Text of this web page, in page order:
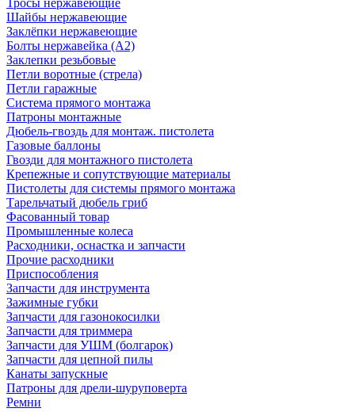
Тросы нержавеющие
Шайбы нержавеющие
Заклёпки нержавеющие
Болты нержавейка (А2)
Заклепки резьбовые
Петли воротные (стрела)
Петли гаражные
Система прямого монтажа
Патроны монтажные
Дюбель-гвоздь для монтаж. пистолета
Газовые баллоны
Гвозди для монтажного пистолета
Крепежные и сопутствующие материалы
Пистолеты для системы прямого монтажа
Тарельчатый дюбель гриб
Фасованный товар
Промышленные колеса
Расходники, оснастка и запчасти
Прочие расходники
Приспособления
Запчасти для инструмента
Зажимные губки
Запчасти для газонокосилки
Запчасти для триммера
Запчасти для УШМ (болгарок)
Запчасти для цепной пилы
Канаты запускные
Патроны для дрели-шуруповерта
Ремни